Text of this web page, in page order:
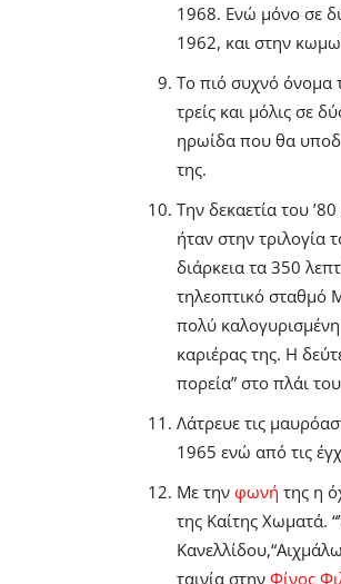
1968. Ενώ μόνο σε
1962, και στην
Το πιό συχνό όνομα
τρείς και μόλις σε
ηρωίδα που θα
της.
Την δεκαετία του
ήταν στην
διάρκεια τα 350
τηλεοπτικό σταθμό
πολύ
καριέρας της. Η
πορεία” στο πλάι
Λάτρευε τις
1965 ενώ από τις
Με την φωνή της η
της Καίτης Χωματά.
Κανελλίδου,
ταινία στην Φίνος